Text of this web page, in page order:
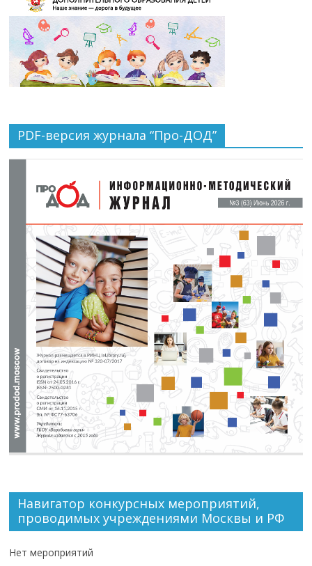
PDF-версия журнала “Про-ДОД”
Навигатор конкурсных мероприятий,
проводимых учреждениями Москвы и РФ
Нет мероприятий